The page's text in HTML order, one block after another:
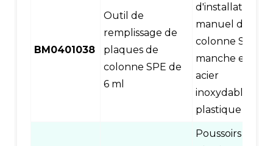
BM0401038
Outil de
remplissage de
plaques de
colonne SPE de
6 ml
d'installation
manuel de
colonne SPE,
manche en
acier
inoxydable et
plastique
Poussoirs en